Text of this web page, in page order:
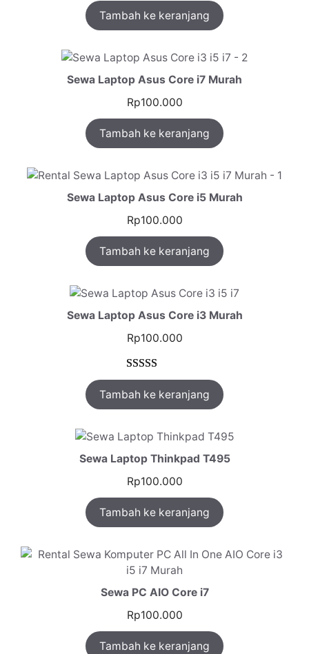
5.00dari 5
berdasarkan
penilaian
Tambah ke keranjang
Sewa Laptop Asus Core i7 Murah
Rp100.000
Tambah ke keranjang
Sewa Laptop Asus Core i5 Murah
Rp100.000
Tambah ke keranjang
Sewa Laptop Asus Core i3 Murah
Rp100.000
Peringkat
5.00dari 5
berdasarkan
1
penilaian
Tambah ke keranjang
Sewa Laptop Thinkpad T495
Rp100.000
Tambah ke keranjang
Sewa PC AIO Core i7
Rp100.000
Tambah ke keranjang